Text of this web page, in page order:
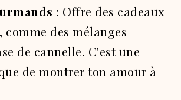
: Offre des cadeaux
des mélanges
de cannelle. C'est une
de montrer ton amour à